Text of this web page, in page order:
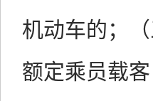
机动车的；
额定乘员载